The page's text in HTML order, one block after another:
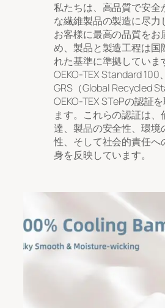
私たちは、高品質で安全
な繊維製品の製造に尽力
お客様に最高の品質をお
め、製品と製造工程は国
れた基準に準拠していま
OEKO-TEX Standard 100、
GRS（Global Recycled
OEKO-TEX STePの認証
ます。これらの認証は、
達、製品の安全性、環境
性、そして社会的責任へ
身を反映しています。